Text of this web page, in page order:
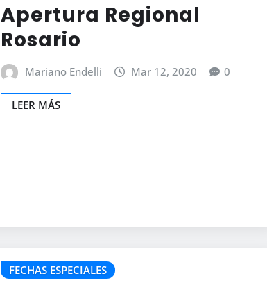
Apertura Regional
Rosario
Mariano Endelli Mar 12, 2020 0
LEER MÁS
FECHAS ESPECIALES